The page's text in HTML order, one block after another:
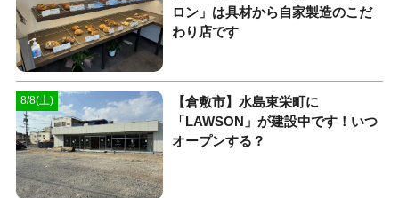
ロン」は具材から自家製造のこだ
わり店です
8/8(土)
【倉敷市】水島東栄町に
「LAWSON」が建設中です！いつ
オープンする？